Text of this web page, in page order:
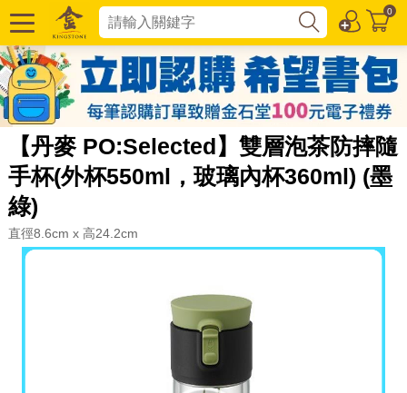
0
【丹麥 PO:Selected】雙層泡茶防摔隨
手杯(外杯550ml，玻璃內杯360ml) (墨
綠)
直徑8.6cm x 高24.2cm